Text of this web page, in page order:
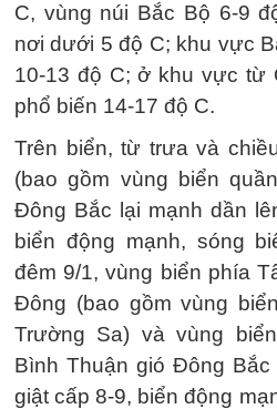
C, vùng núi Bắc Bộ 6-9
nơi dưới 5 độ C; khu vực
10-13 độ C; ở khu vực từ
phổ biến 14-17 độ C.
Trên biển, từ trưa và
(bao gồm vùng biển
Đông Bắc lại mạnh dần
biển động mạnh, sóng
đêm 9/1, vùng biển phía
Đông (bao gồm vùng
Trường Sa) và vùng
Bình Thuận gió Đông
giật cấp 8-9, biển động